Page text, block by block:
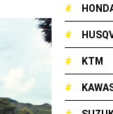
Tanpa Batas
dengan mobilitas tinggi
#
#
# KTM
#